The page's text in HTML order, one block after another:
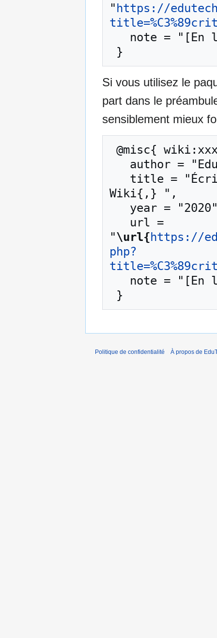
" https://
Si vous utilisez le
part dans le
sensiblement mieux
Wiki{,} ",
"\url{https://
php?
Politique de confidentialité À propos de